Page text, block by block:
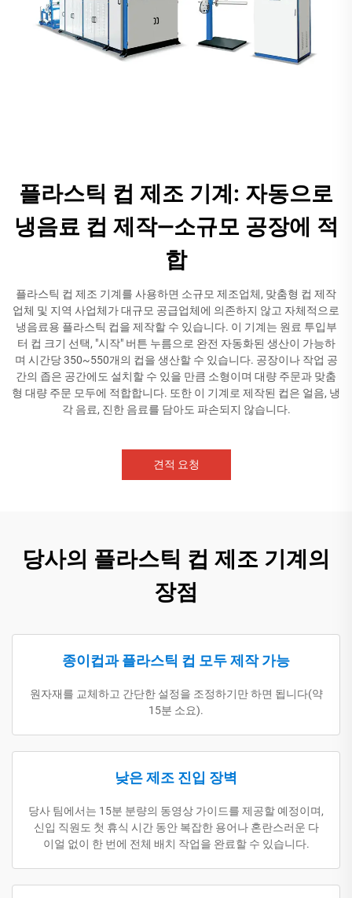
플라스틱 컵 제조 기계: 자동으로
냉음료 컵 제작—소규모 공장에 적
합
플라스틱 컵 제조 기계를 사용하면 소규모 제조업체, 맞춤형 컵 제작
업체 및 지역 사업체가 대규모 공급업체에 의존하지 않고 자체적으로
냉음료용 플라스틱 컵을 제작할 수 있습니다. 이 기계는 원료 투입부
터 컵 크기 선택, "시작" 버튼 누름으로 완전 자동화된 생산이 가능하
며 시간당 350~550개의 컵을 생산할 수 있습니다. 공장이나 작업 공
간의 좁은 공간에도 설치할 수 있을 만큼 소형이며 대량 주문과 맞춤
형 대량 주문 모두에 적합합니다. 또한 이 기계로 제작된 컵은 얼음, 냉
각 음료, 진한 음료를 담아도 파손되지 않습니다.
견적 요청
당사의 플라스틱 컵 제조 기계의
장점
종이컵과 플라스틱 컵 모두 제작 가능
원자재를 교체하고 간단한 설정을 조정하기만 하면 됩니다(약
15분 소요).
낮은 제조 진입 장벽
당사 팀에서는 15분 분량의 동영상 가이드를 제공할 예정이며,
신입 직원도 첫 휴식 시간 동안 복잡한 용어나 혼란스러운 다
이얼 없이 한 번에 전체 배치 작업을 완료할 수 있습니다.